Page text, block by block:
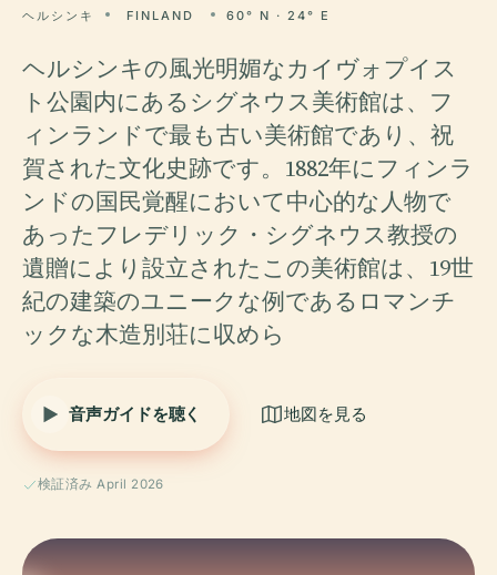
ヘルシンキ FINLAND 60° N · 24° E
ヘルシンキの風光明媚なカイヴォプイス
ト公園内にあるシグネウス美術館は、フ
ィンランドで最も古い美術館であり、祝
賀された文化史跡です。1882年にフィンラ
ンドの国民覚醒において中心的な人物で
あったフレデリック・シグネウス教授の
遺贈により設立されたこの美術館は、19世
紀の建築のユニークな例であるロマンチ
ックな木造別荘に収めら
音声ガイドを聴く 地図を見る
検証済み April 2026